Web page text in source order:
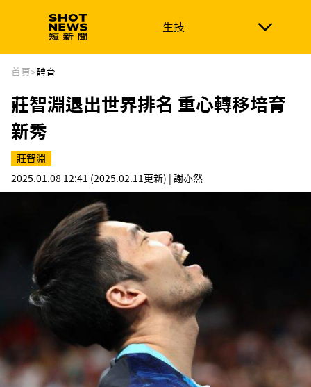
生技
生技 政治
新南向 體育
首頁>體育
莊智淵退出世界排名 重心轉移培育
新秀
莊智淵
2025.01.08 12:41 (2025.02.11更新) | 謝亦然